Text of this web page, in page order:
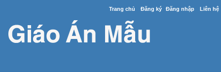
Trang chủ Đăng ký Đăng nhập Liên hệ